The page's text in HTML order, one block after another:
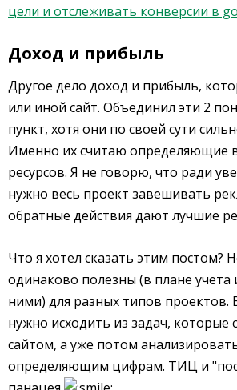
цели и отслеживать конверсии в
Доход и прибыль
Другое дело доход и прибыль,
или иной сайт. Объединил эти 2
пункт, хотя они по своей сути
Именно их считаю определяющие
ресурсов. Я не говорю, что ради
нужно весь проект завешивать
обратные действия дают лучшие
Что я хотел сказать этим постом?
одинаково полезны (в плане учета
ними) для разных типов проектов.
нужно исходить из задач, которые
сайтом, а уже потом
определяющим цифрам. ТИЦ и